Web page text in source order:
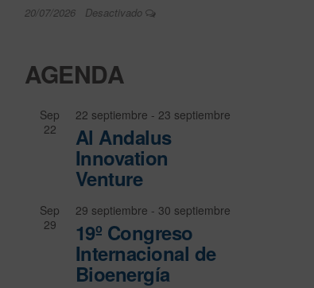
20/07/2026 Desactivado
AGENDA
Sep
22
22 septiembre - 23 septiembre
Al Andalus
Innovation
Venture
Sep
29
29 septiembre - 30 septiembre
19º Congreso
Internacional de
Bioenergía